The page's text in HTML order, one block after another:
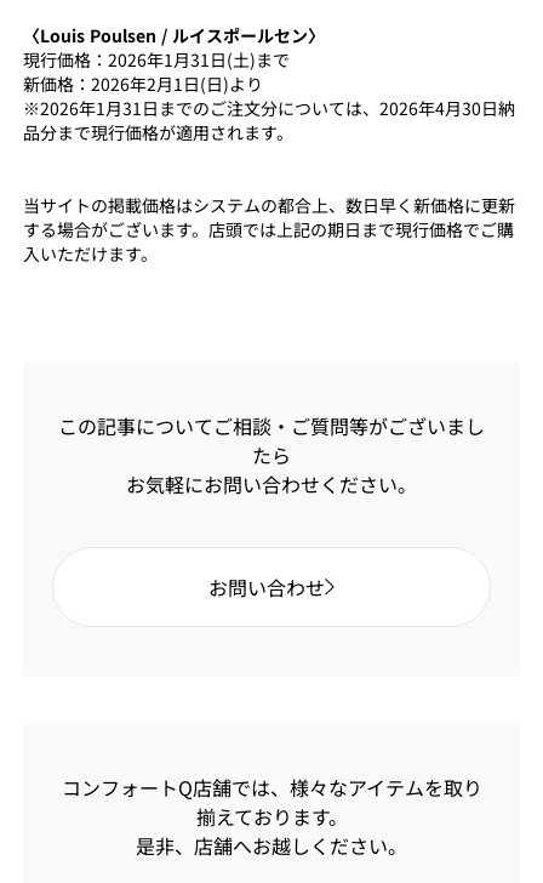
〈Louis Poulsen / ルイスポールセン〉
現行価格：2026年1月31日(土)まで
新価格：2026年2月1日(日)より
※2026年1月31日までのご注文分については、2026年4月30日納
品分まで現行価格が適用されます。
当サイトの掲載価格はシステムの都合上、数日早く新価格に更新
する場合がございます。店頭では上記の期日まで現行価格でご購
入いただけます。
この記事についてご相談・ご質問等がございまし
たら
お気軽にお問い合わせください。
お問い合わせ
コンフォートQ店舗では、様々なアイテムを取り
揃えております。
是非、店舗へお越しください。